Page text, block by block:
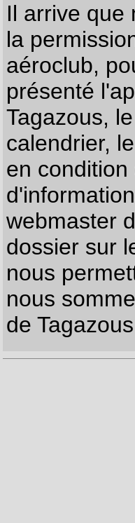
Il arrive que
la
aéroclub,
présenté
Tagazous,
calendrier,
en
webmaster
dossier sur
nous
nous
de